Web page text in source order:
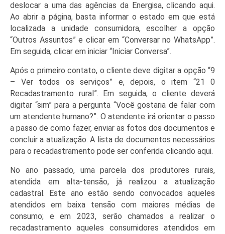
deslocar a uma das agências da Energisa, clicando aqui.
Ao abrir a página, basta informar o estado em que está
localizada a unidade consumidora, escolher a opção
“Outros Assuntos” e clicar em “Conversar no WhatsApp”.
Em seguida, clicar em iniciar “Iniciar Conversa”.
Após o primeiro contato, o cliente deve digitar a opção “9
– Ver todos os serviços” e, depois, o item “21 0
Recadastramento rural”. Em seguida, o cliente deverá
digitar “sim” para a pergunta “Você gostaria de falar com
um atendente humano?”. O atendente irá orientar o passo
a passo de como fazer, enviar as fotos dos documentos e
concluir a atualização. A lista de documentos necessários
para o recadastramento pode ser conferida clicando aqui.
No ano passado, uma parcela dos produtores rurais,
atendida em alta-tensão, já realizou a atualização
cadastral. Este ano estão sendo convocados aqueles
atendidos em baixa tensão com maiores médias de
consumo; e em 2023, serão chamados a realizar o
recadastramento aqueles consumidores atendidos em